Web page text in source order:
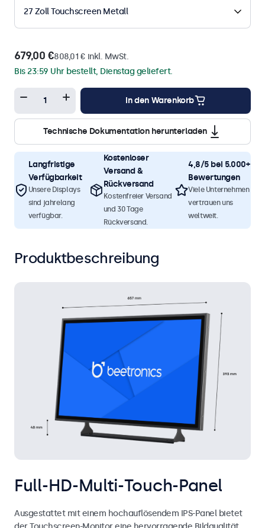
27 Zoll Touchscreen Metall
679,00 €808,01 € inkl. MwSt.
Bis 23:59 Uhr bestellt, Dienstag geliefert.
In den Warenkorb
Technische Dokumentation herunterladen
Langfristige
Verfügbarkeit
Unsere Displays
sind jahrelang
verfügbar.
Kostenloser
Versand &
Rückversand
Kostenfreier Versand
und 30 Tage
Rückversand.
4,8/5 bei 5.000+
Bewertungen
Viele Unternehmen
vertrauen uns
weltweit.
Produktbeschreibung
Full-HD-Multi-Touch-Panel
Ausgestattet mit einem hochauflösendem IPS-Panel bietet